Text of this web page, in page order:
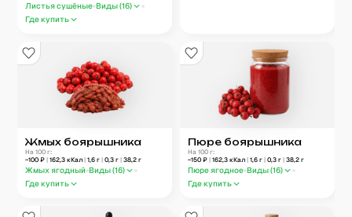
Листья сушёные Виды (16)
Где купить
Жмых боярышника
На 100 г:
~100 ₽| 162,3 кКал| 1,6 г| 0,3 г| 38,2 г
Жмых ягодный Виды (16)
Где купить
Пюре боярышника
На 100 г:
~150 ₽ | 162,3 кКал | 1,6 г | 0,3 г | 38,2 г
Пюре ягодное Виды (16)
Где купить